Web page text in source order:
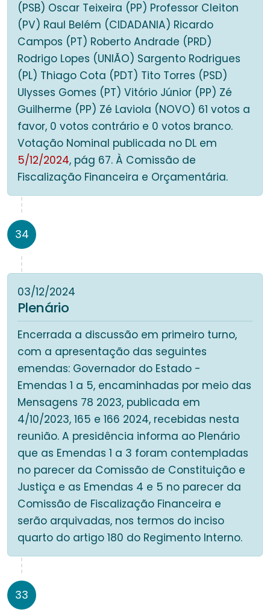
(PSB) Oscar Teixeira (PP) Professor Cleiton
(PV) Raul Belém (CIDADANIA) Ricardo
Campos (PT) Roberto Andrade (PRD)
Rodrigo Lopes (UNIÃO) Sargento Rodrigues
(PL) Thiago Cota (PDT) Tito Torres (PSD)
Ulysses Gomes (PT) Vitório Júnior (PP) Zé
Guilherme (PP) Zé Laviola (NOVO) 61 votos a
favor, 0 votos contrário e 0 votos branco.
Votação Nominal publicada no DL em
5/12/2024, pág 67. À Comissão de
Fiscalização Financeira e Orçamentária.
34
03/12/2024
Plenário
Encerrada a discussão em primeiro turno,
com a apresentação das seguintes
emendas: Governador do Estado -
Emendas 1 a 5, encaminhadas por meio das
Mensagens 78 2023, publicada em
4/10/2023, 165 e 166 2024, recebidas nesta
reunião. A presidência informa ao Plenário
que as Emendas 1 a 3 foram contempladas
no parecer da Comissão de Constituição e
Justiça e as Emendas 4 e 5 no parecer da
Comissão de Fiscalização Financeira e
serão arquivadas, nos termos do inciso
quarto do artigo 180 do Regimento Interno.
33